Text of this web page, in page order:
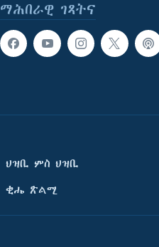
ማሕበራዊ ገጻትና
ህዝቢ ምስ ህዝቢ
ቂሔ ጽልሚ